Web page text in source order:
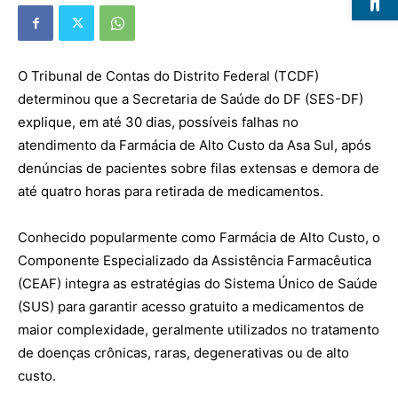
O Tribunal de Contas do Distrito Federal (TCDF)
determinou que a Secretaria de Saúde do DF (SES-DF)
explique, em até 30 dias, possíveis falhas no
atendimento da Farmácia de Alto Custo da Asa Sul, após
denúncias de pacientes sobre filas extensas e demora de
até quatro horas para retirada de medicamentos.
Conhecido popularmente como Farmácia de Alto Custo, o
Componente Especializado da Assistência Farmacêutica
(CEAF) integra as estratégias do Sistema Único de Saúde
(SUS) para garantir acesso gratuito a medicamentos de
maior complexidade, geralmente utilizados no tratamento
de doenças crônicas, raras, degenerativas ou de alto
custo.